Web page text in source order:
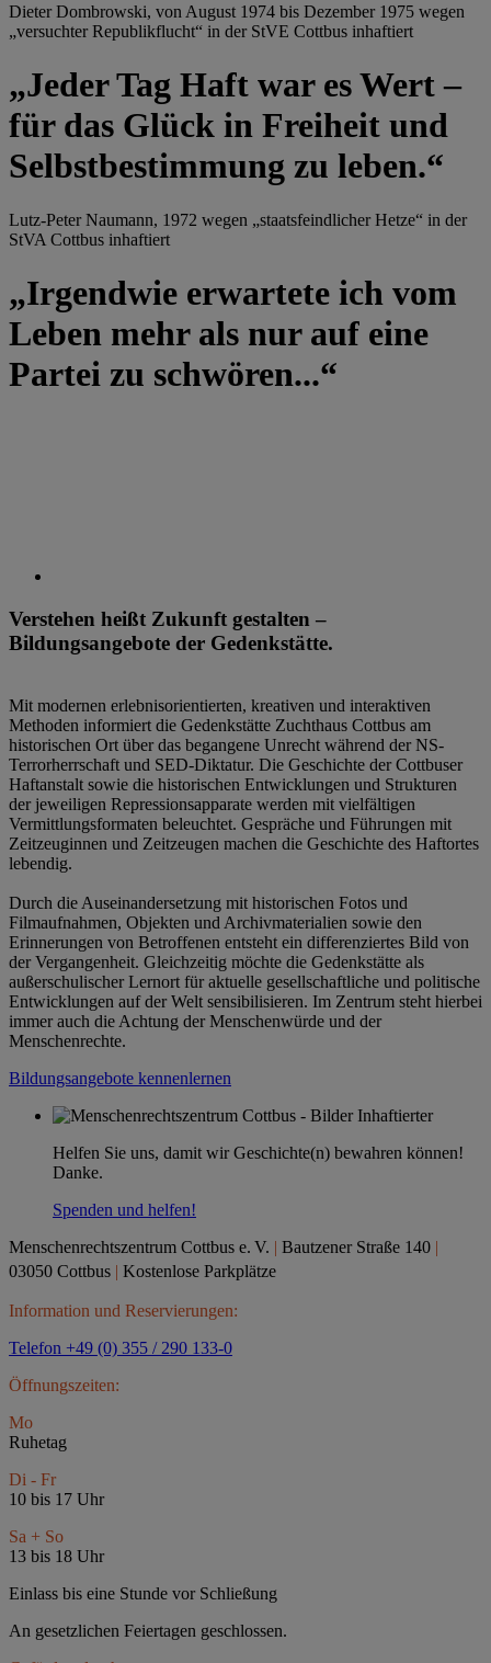
Dieter Dombrowski, von August 1974 bis Dezember 1975 wegen
„versuchter Republikflucht“ in der StVE Cottbus inhaftiert
„Jeder Tag Haft war es Wert –
für das Glück in Freiheit und
Selbstbestimmung zu leben.“
Lutz-Peter Naumann, 1972 wegen „staatsfeindlicher Hetze“ in der
StVA Cottbus inhaftiert
„Irgendwie erwartete ich vom
Leben mehr als nur auf eine
Partei zu schwören...“
Verstehen heißt Zukunft gestalten –
Bildungsangebote der Gedenkstätte.
Mit modernen erlebnisorientierten, kreativen und interaktiven
Methoden informiert die Gedenkstätte Zuchthaus Cottbus am
historischen Ort über das begangene Unrecht während der NS-
Terrorherrschaft und SED-Diktatur. Die Geschichte der Cottbuser
Haftanstalt sowie die historischen Entwicklungen und Strukturen
der jeweiligen Repressionsapparate werden mit vielfältigen
Vermittlungsformaten beleuchtet. Gespräche und Führungen mit
Zeitzeuginnen und Zeitzeugen machen die Geschichte des Haftortes
lebendig.
Durch die Auseinandersetzung mit historischen Fotos und
Filmaufnahmen, Objekten und Archivmaterialien sowie den
Erinnerungen von Betroffenen entsteht ein differenziertes Bild von
der Vergangenheit. Gleichzeitig möchte die Gedenkstätte als
außerschulischer Lernort für aktuelle gesellschaftliche und politische
Entwicklungen auf der Welt sensibilisieren. Im Zentrum steht hierbei
immer auch die Achtung der Menschenwürde und der
Menschenrechte.
Bildungsangebote kennenlernen
Helfen Sie uns, damit wir Geschichte(n) bewahren können!
Danke.
Spenden und helfen!
Menschenrechtszentrum Cottbus e. V. | Bautzener Straße 140 |
03050 Cottbus | Kostenlose Parkplätze
Information und Reservierungen:
Telefon +49 (0) 355 / 290 133-0
Öffnungszeiten:
Mo
Ruhetag
Di - Fr
10 bis 17 Uhr
Sa + So
13 bis 18 Uhr
Einlass bis eine Stunde vor Schließung
An gesetzlichen Feiertagen geschlossen.